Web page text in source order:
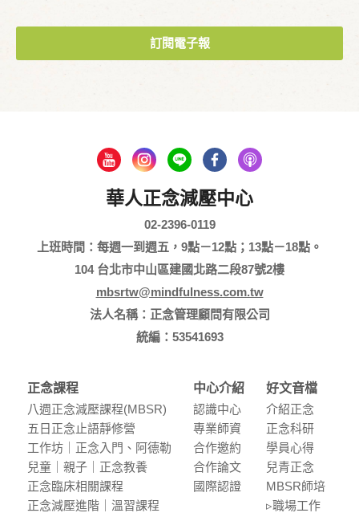
訂閱電子報
華人正念減壓中心
02-2396-0119
上班時間：每週一到週五，9點－12點；13點－18點。
104 台北市中山區建國北路二段87號2樓
mbsrtw@mindfulness.com.tw
法人名稱：正念管理顧問有限公司
統編：53541693
正念課程
八週正念減壓課程(MBSR)
五⽇正念⽌語靜修營
⼯作坊｜正念入門、阿德勒
兒童｜親⼦｜正念教養
正念臨床相關課程
正念減壓進階｜溫習課程
中心介紹
認識中⼼
專業師資
合作邀約
合作論⽂
國際認證
好文音檔
介紹正念
正念科研
學員⼼得
兒青正念
MBSR師培
▹職場⼯作